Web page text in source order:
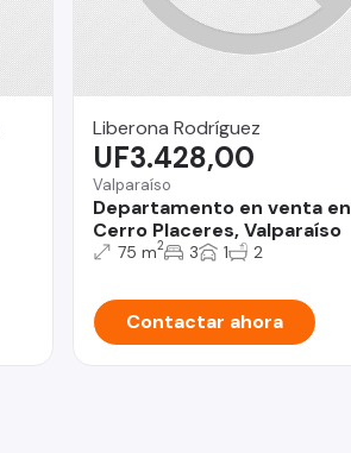
Liberona Rodríguez
Valparaíso
Departamento en venta en
Cerro Placeres, Valparaíso
UF3.428,00
75 m2 3 1 2
Contactar ahora